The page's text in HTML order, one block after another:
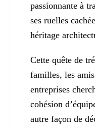
passionnante à
ses ruelles
héritage
Cette quête de
familles, les
entreprises
cohésion
autre façon de